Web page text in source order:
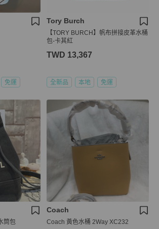
免運
Tory Burch
【TORY BURCH】帆布拼接皮革水桶
包-卡其紅
TWD 13,367
全新品 本地 免運
筒包
Coach
Coach 黃色水桶 2Way XC232